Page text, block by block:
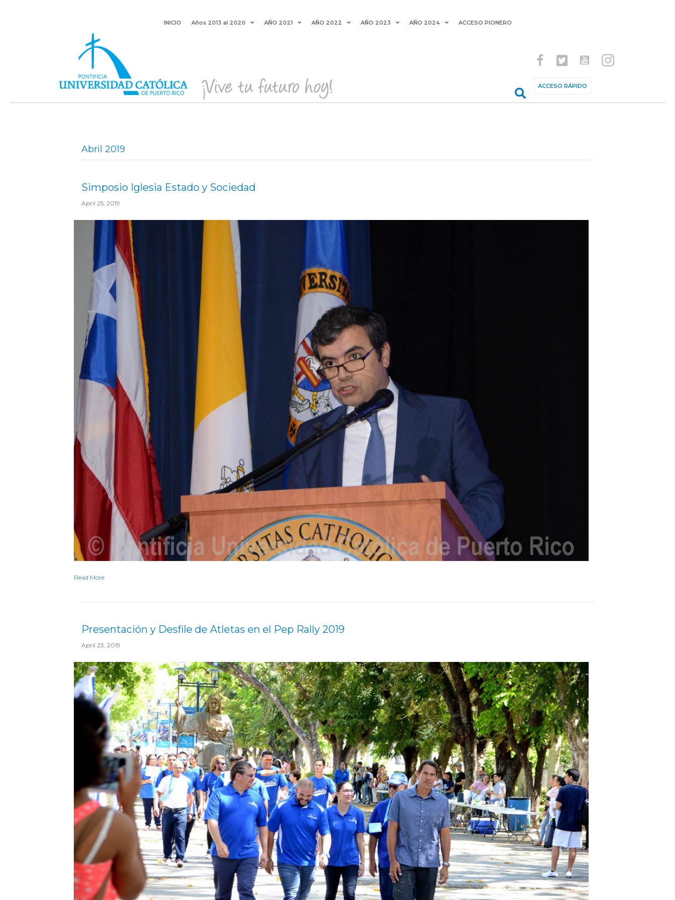
INICIO Años 2013 al 2020 AÑO 2021 AÑO 2022 AÑO 2023 AÑO 2024 ACCESO PIONERO
ACCESO RÁPIDO
Abril 2019
Simposio Iglesia Estado y Sociedad
April 25, 2019
Read More
Presentación y Desfile de Atletas en el Pep Rally 2019
April 23, 2019